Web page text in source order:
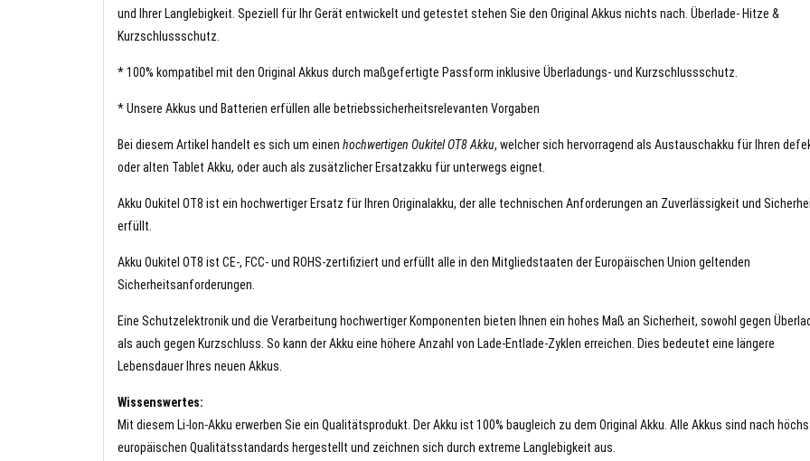
und Ihrer Langlebigkeit. Speziell für Ihr Gerät entwickelt und getestet stehen Sie den Original Akkus nichts nach. Überlade- Hitze &
Kurzschlussschutz.
* 100% kompatibel mit den Original Akkus durch maßgefertigte Passform inklusive Überladungs- und Kurzschlussschutz.
* Unsere Akkus und Batterien erfüllen alle betriebssicherheitsrelevanten Vorgaben
Bei diesem Artikel handelt es sich um einen hochwertigen Oukitel OT8 Akku, welcher sich hervorragend als Austauschakku für Ihren
oder alten Tablet Akku, oder auch als zusätzlicher Ersatzakku für unterwegs eignet.
Akku Oukitel OT8 ist ein hochwertiger Ersatz für Ihren Originalakku, der alle technischen Anforderungen an Zuverlässigkeit und
erfüllt.
Akku Oukitel OT8 ist CE-, FCC- und ROHS-zertifiziert und erfüllt alle in den Mitgliedstaaten der Europäischen Union geltenden
Sicherheitsanforderungen.
Eine Schutzelektronik und die Verarbeitung hochwertiger Komponenten bieten Ihnen ein hohes Maß an Sicherheit, sowohl gegen
als auch gegen Kurzschluss. So kann der Akku eine höhere Anzahl von Lade-Entlade-Zyklen erreichen. Dies bedeutet eine längere
Lebensdauer Ihres neuen Akkus.
Wissenswertes:
Mit diesem Li-Ion-Akku erwerben Sie ein Qualitätsprodukt. Der Akku ist 100% baugleich zu dem Original Akku. Alle Akkus sind nach
europäischen Qualitätsstandards hergestellt und zeichnen sich durch extreme Langlebigkeit aus.